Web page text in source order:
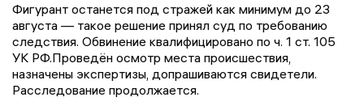
Фигурант останется под стражей как минимум до 23
августа — такое решение принял суд по требованию
следствия. Обвинение квалифицировано по ч. 1 ст. 105
УК РФ.Проведён осмотр места происшествия,
назначены экспертизы, допрашиваются свидетели.
Расследование продолжается.